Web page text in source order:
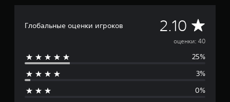
Глобальные оценки игроков 2.10 С
р
е
оценки: 40
25%
3%
0%